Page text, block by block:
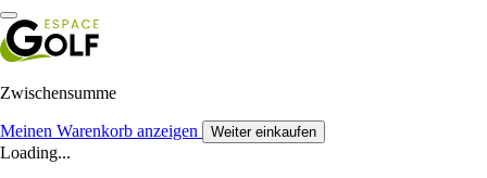
Zwischensumme
Meinen Warenkorb anzeigen Weiter einkaufen
Loading...